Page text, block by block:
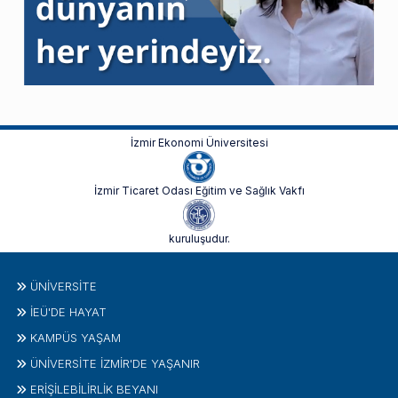
İzmir Ekonomi Üniversitesi
İzmir Ticaret Odası Eğitim ve Sağlık Vakfı
kuruluşudur.
ÜNIVERSITE
İEÜ'DE HAYAT
KAMPÜS YAŞAM
ÜNİVERSİTE İZMİR'DE YAŞANIR
ERİŞİLEBİLİRLİK BEYANI